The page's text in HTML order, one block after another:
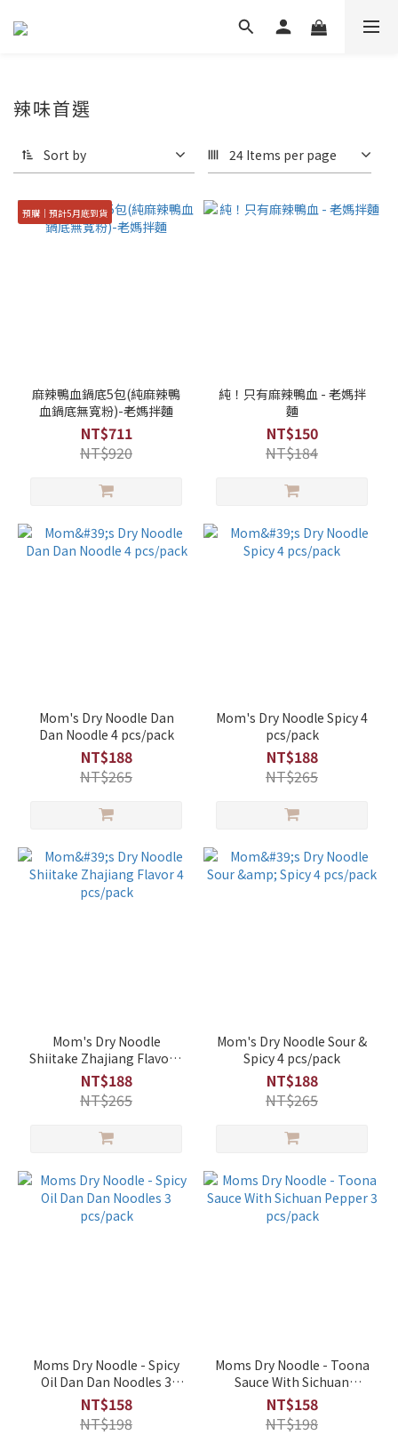
辣味首選
Sort by 24 Items per page
預購｜預計5月底到貨
麻辣鴨血鍋底5包(純麻辣鴨
血鍋底無寬粉)-老媽拌麵
NT$711
NT$920
純！只有麻辣鴨血 - 老媽拌
麵
NT$150
NT$184
Mom's Dry Noodle Dan
Dan Noodle 4 pcs/pack
NT$188
NT$265
Mom's Dry Noodle Spicy 4
pcs/pack
NT$188
NT$265
Mom's Dry Noodle
Shiitake Zhajiang Flavor 4
pcs/pack
NT$188
NT$265
Mom's Dry Noodle Sour &
Spicy 4 pcs/pack
NT$188
NT$265
Moms Dry Noodle - Spicy
Oil Dan Dan Noodles 3
pcs/pack
NT$158
NT$198
Moms Dry Noodle - Toona
Sauce With Sichuan
Pepper 3 pcs/pack
NT$158
NT$198